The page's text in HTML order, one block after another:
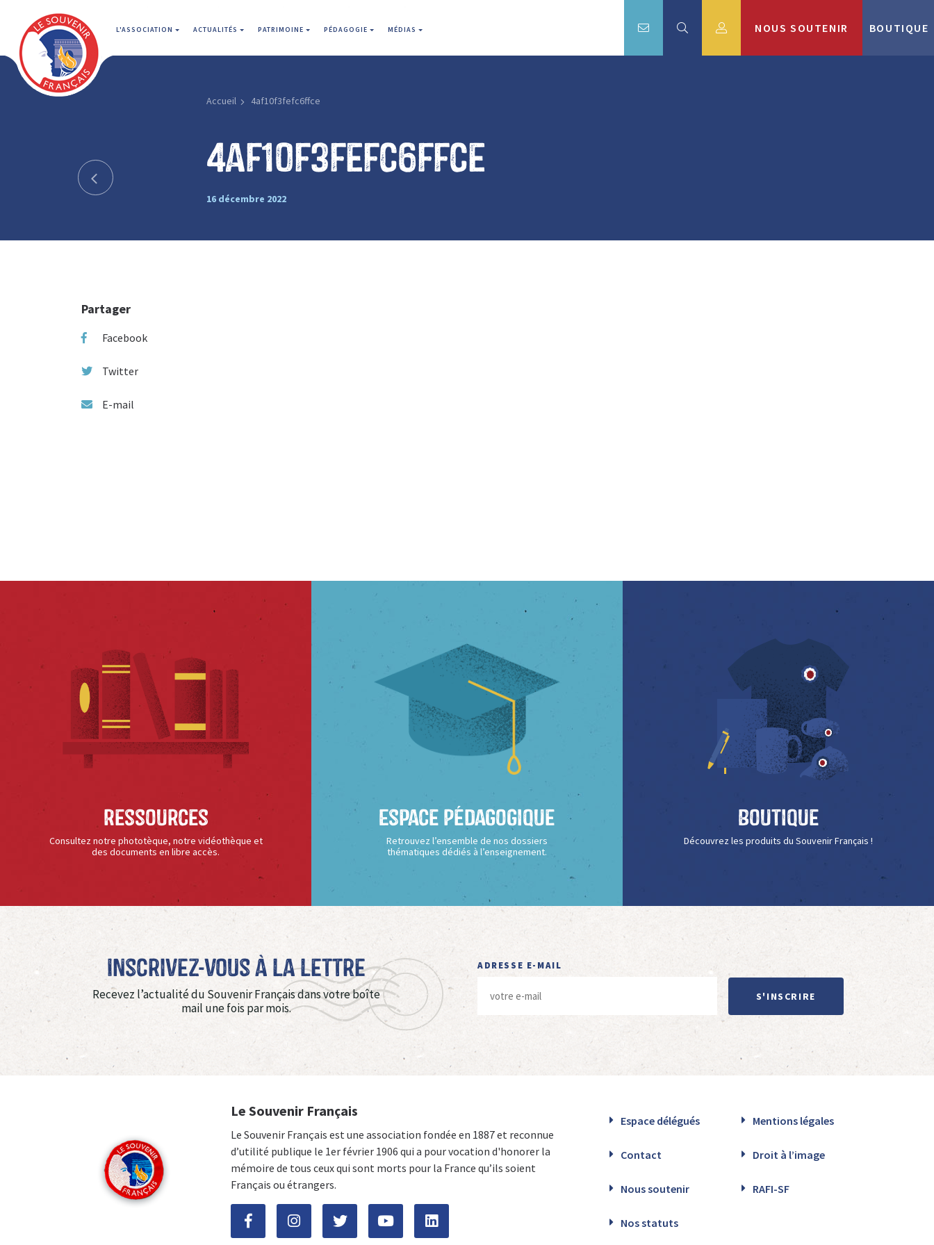
L'ASSOCIATION ACTUALITÉS PATRIMOINE PÉDAGOGIE MÉDIAS NOUS SOUTENIR BOUTIQUE
Accueil 4af10f3fefc6ffce
4af10f3fefc6ffce
16 décembre 2022
Partager
Facebook
Twitter
E-mail
Ressources
Consultez notre phototèque, notre vidéothèque et
des documents en libre accès.
Espace Pédagogique
Retrouvez l’ensemble de nos dossiers
thématiques dédiés à l’enseignement.
Boutique
Découvrez les produits du Souvenir Français !
Inscrivez-vous à La Lettre
Recevez l’actualité du Souvenir Français dans votre boîte
mail une fois par mois.
ADRESSE E-MAIL
S'INSCRIRE
Le Souvenir Français
Le Souvenir Français est une association fondée en 1887 et reconnue
d’utilité publique le 1er février 1906 qui a pour vocation d'honorer la
mémoire de tous ceux qui sont morts pour la France qu’ils soient
Français ou étrangers.
Espace délégués Mentions légales
Contact Droit à l’image
Nous soutenir RAFI-SF
Nos statuts